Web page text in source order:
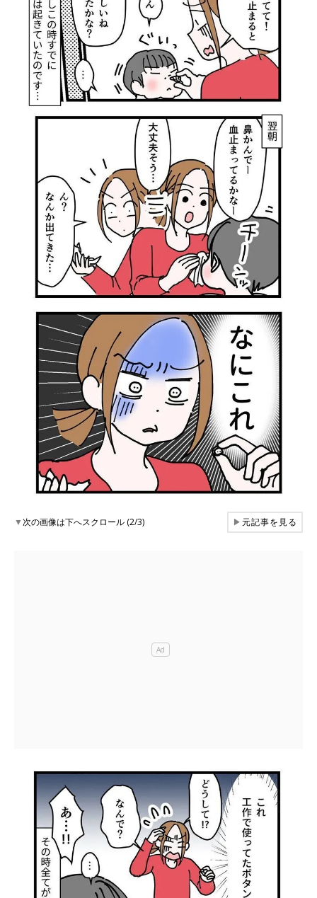
▼次の画像は下へスクロール (2/3) ▶元記事を見る